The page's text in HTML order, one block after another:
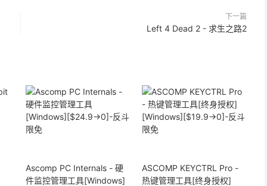
下一篇
Left 4 Dead 2 - 求生之路2
Ascomp PC Internals - 硬
件监控管理工具[Windows]
ASCOMP KEYCTRL Pro -
热键管理工具[终身授权]